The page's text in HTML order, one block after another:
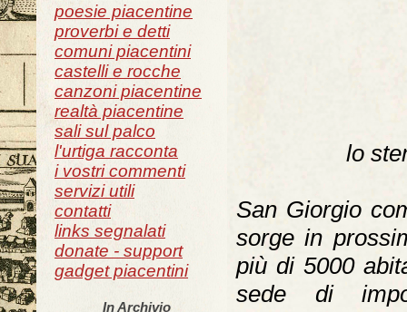
poesie piacentine
proverbi e detti
comuni piacentini
castelli e rocche
canzoni piacentine
realtà piacentine
sali sul palco
l'urtiga racconta
i vostri commenti
servizi utili
contatti
links segnalati
donate - support
gadget piacentini
In Archivio
lo
San Giorgio
sorge in
più di 5000
sede di